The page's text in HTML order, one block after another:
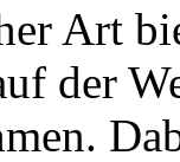
Art
der